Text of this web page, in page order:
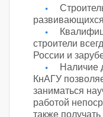
строители
России и
Наличие
КнАГУ
заниматься
работой
также